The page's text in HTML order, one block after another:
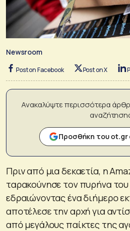
Newsroom
Post on Facebook Post on X
Ανακαλύψτε περισσότερα
Προσθήκη του ot.gr
Πριν από μια δεκαετία, η
ταρακούνησε τον πυρήνα τoυ
εδραιώνοντας ένα διήμερο
αποτέλεσε την αρχή για
από μεγάλους παίκτες της